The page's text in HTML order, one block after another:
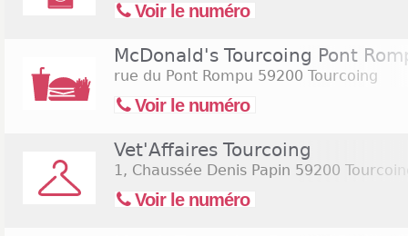
Voir le numéro
McDonald's Tourcoing Pont
rue du Pont Rompu 59200 Tourcoing
Voir le numéro
Vet'Affaires Tourcoing
1, Chaussée Denis Papin 59200
Voir le numéro